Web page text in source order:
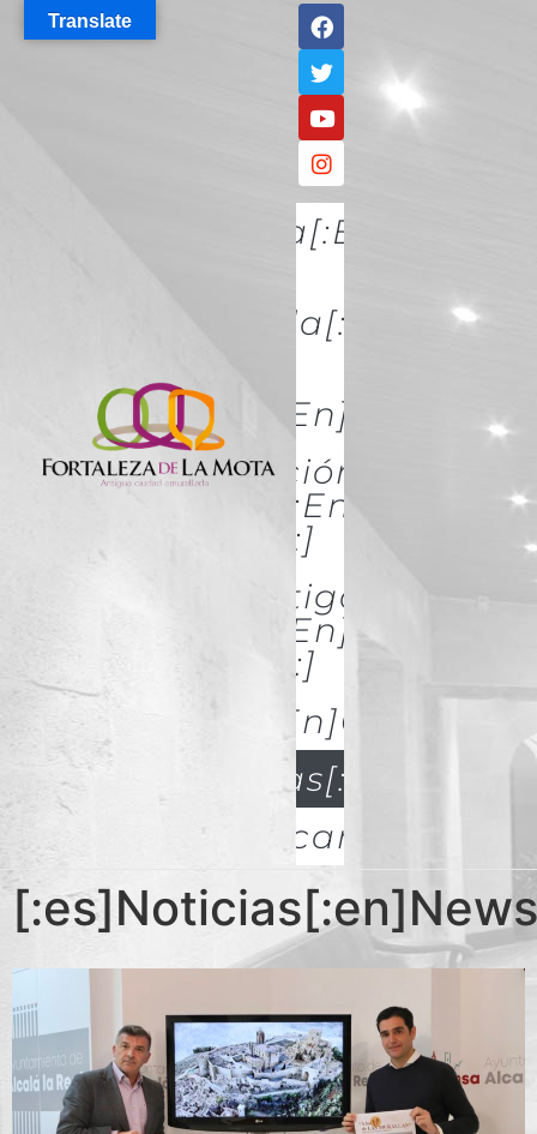
[:es]Conócela[:en]KNOW
[:es]Conservación Y
& Restoration[:]
[:es]Investigación Y
Difusión[:en]Research
& Spread[:]
Descargas
Translate